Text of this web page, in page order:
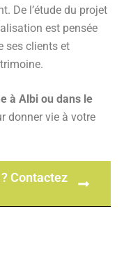
De l’étude du projet
est pensée
ses clients et
à Albi ou dans le
donner vie à votre
Contactez